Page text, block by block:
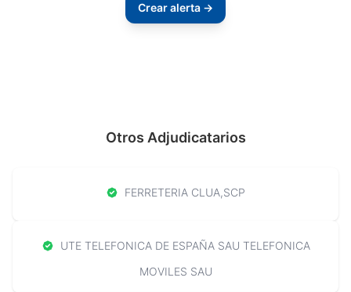
Crear alerta →
Otros Adjudicatarios
FERRETERIA CLUA,SCP
UTE TELEFONICA DE ESPAÑA SAU TELEFONICA
MOVILES SAU